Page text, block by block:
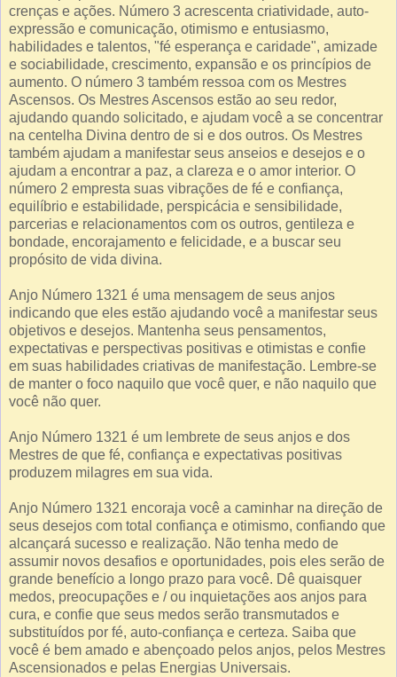
crenças e ações. Número 3 acrescenta criatividade, auto-
expressão e comunicação, otimismo e entusiasmo,
habilidades e talentos, "fé esperança e caridade", amizade
e sociabilidade, crescimento, expansão e os princípios de
aumento. O número 3 também ressoa com os Mestres
Ascensos. Os Mestres Ascensos estão ao seu redor,
ajudando quando solicitado, e ajudam você a se concentrar
na centelha Divina dentro de si e dos outros. Os Mestres
também ajudam a manifestar seus anseios e desejos e o
ajudam a encontrar a paz, a clareza e o amor interior. O
número 2 empresta suas vibrações de fé e confiança,
equilíbrio e estabilidade, perspicácia e sensibilidade,
parcerias e relacionamentos com os outros, gentileza e
bondade, encorajamento e felicidade, e a buscar seu
propósito de vida divina.
Anjo Número 1321 é uma mensagem de seus anjos
indicando que eles estão ajudando você a manifestar seus
objetivos e desejos. Mantenha seus pensamentos,
expectativas e perspectivas positivas e otimistas e confie
em suas habilidades criativas de manifestação. Lembre-se
de manter o foco naquilo que você quer, e não naquilo que
você não quer.
Anjo Número 1321 é um lembrete de seus anjos e dos
Mestres de que fé, confiança e expectativas positivas
produzem milagres em sua vida.
Anjo Número 1321 encoraja você a caminhar na direção de
seus desejos com total confiança e otimismo, confiando que
alcançará sucesso e realização. Não tenha medo de
assumir novos desafios e oportunidades, pois eles serão de
grande benefício a longo prazo para você. Dê quaisquer
medos, preocupações e / ou inquietações aos anjos para
cura, e confie que seus medos serão transmutados e
substituídos por fé, auto-confiança e certeza. Saiba que
você é bem amado e abençoado pelos anjos, pelos Mestres
Ascensionados e pelas Energias Universais.